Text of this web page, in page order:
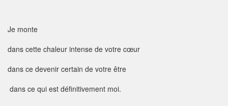
Je monte
dans cette chaleur intense de votre cœur
dans ce devenir certain de votre être
dans ce qui est définitivement moi.